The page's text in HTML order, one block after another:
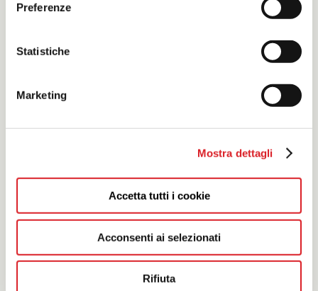
Preferenze
Statistiche
Marketing
Mostra dettagli
Accetta tutti i cookie
Acconsenti ai selezionati
Rifiuta
idrocarburi
in calcestruzzo. Completa la sua reazione miscelato
umidità. L'esapansione libera di PU 555 arriva al
2100% ed è in relazione all'acqua di contatto e alla
temperatura di esercizio.
CAMPI DI IMPIEGO
sigillare infiltrazioni, fessurazioni o giunti difettosi in